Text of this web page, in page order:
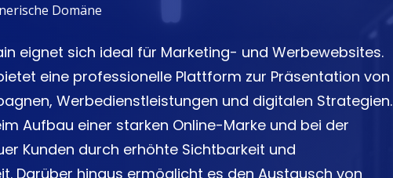
Domäne
eignet sich ideal für Marketing- und Werbewebsites.
eine professionelle Plattform zur Präsentation von
Werbedienstleistungen und digitalen Strategien.
Aufbau einer starken Online-Marke und bei der
Kunden durch erhöhte Sichtbarkeit und
Darüber hinaus ermöglicht es den Austausch von